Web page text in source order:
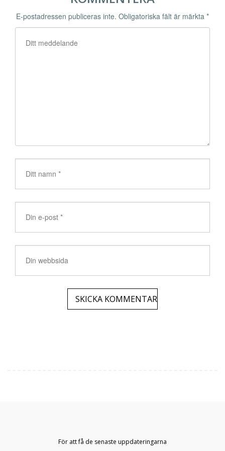
E-postadressen publiceras inte. Obligatoriska fält är märkta *
För att få de senaste uppdateringarna